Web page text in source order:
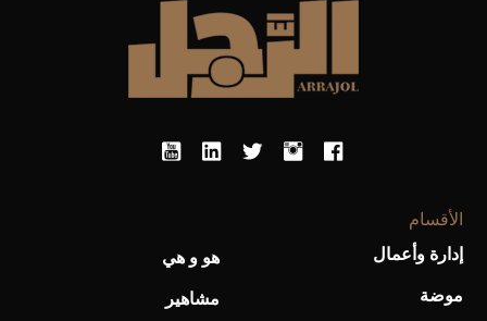
الأقسام
إدارة وأعمال
موضة
هو و هي
مشاهير